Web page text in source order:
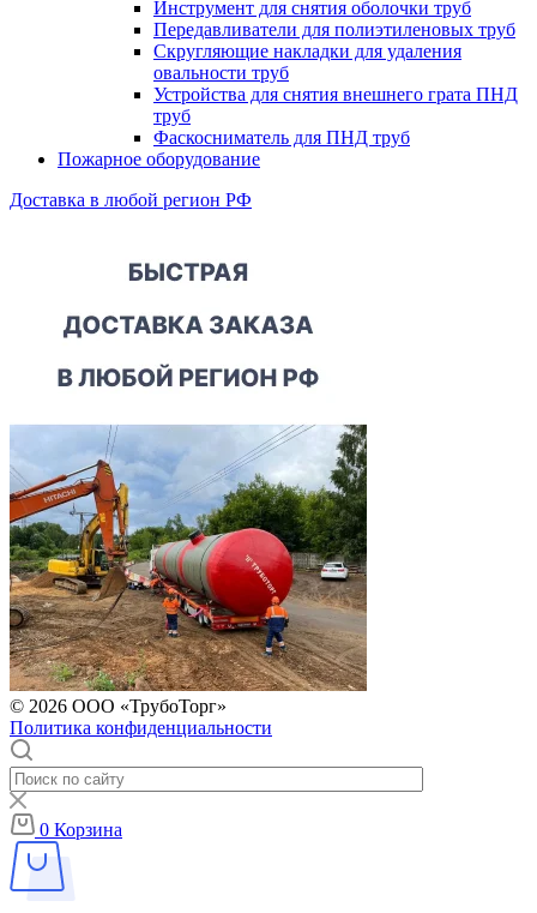
Инструмент для снятия оболочки труб
Передавливатели для полиэтиленовых труб
Скругляющие накладки для удаления
овальности труб
Устройства для снятия внешнего грата ПНД
труб
Фаскосниматель для ПНД труб
Пожарное оборудование
Доставка в любой регион РФ
© 2026 ООО «ТрубоТорг»
Политика конфиденциальности
0 Корзина